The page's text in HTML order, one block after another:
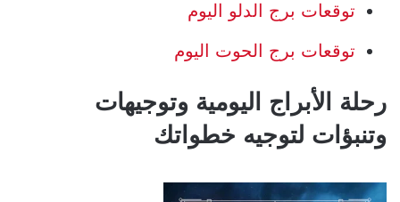
توقعات برج الدلو اليوم
توقعات برج الحوت اليوم
رحلة الأبراج اليومية وتوجيهات
وتنبؤات لتوجيه خطواتك